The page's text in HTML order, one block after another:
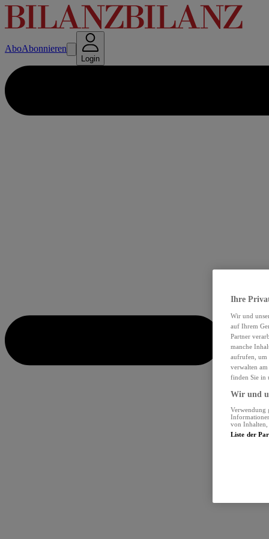
AboAbonnieren
Login
Ihre
Wir und
auf Ihrem
Partner
manche
aufrufen, um
verwalten
finden Sie in
Wir und
Verwendung
von Inhalten,
Liste der